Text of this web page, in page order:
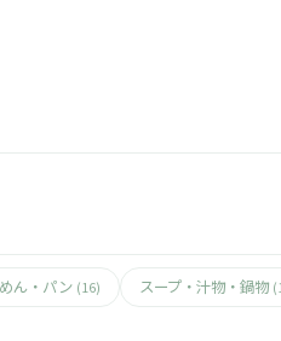
ん・パン (16) スープ・汁物・鍋物